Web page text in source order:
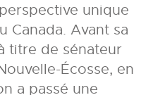
unique
Canada. Avant sa
titre de sénateur
Écosse, en
a passé une